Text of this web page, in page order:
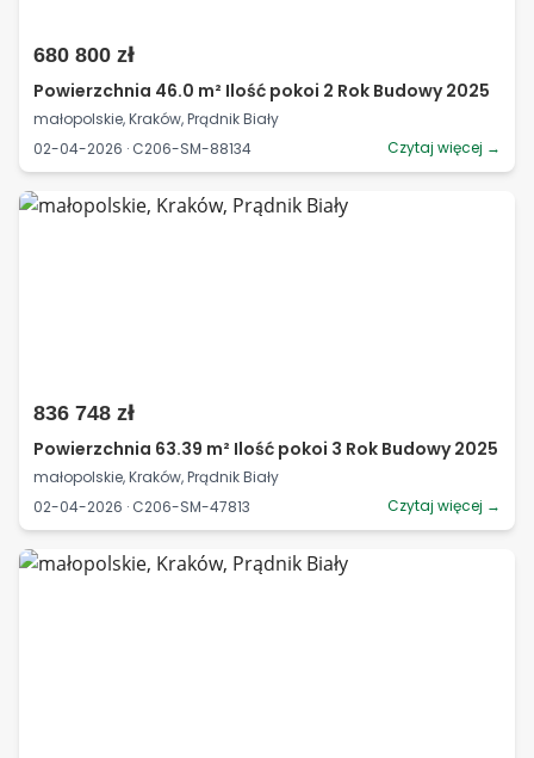
680 800 zł
Powierzchnia 46.0 m² Ilość pokoi 2 Rok Budowy 2025
małopolskie, Kraków, Prądnik Biały
02-04-2026 · C206-SM-88134
Czytaj więcej →
836 748 zł
Powierzchnia 63.39 m² Ilość pokoi 3 Rok Budowy 2025
małopolskie, Kraków, Prądnik Biały
02-04-2026 · C206-SM-47813
Czytaj więcej →